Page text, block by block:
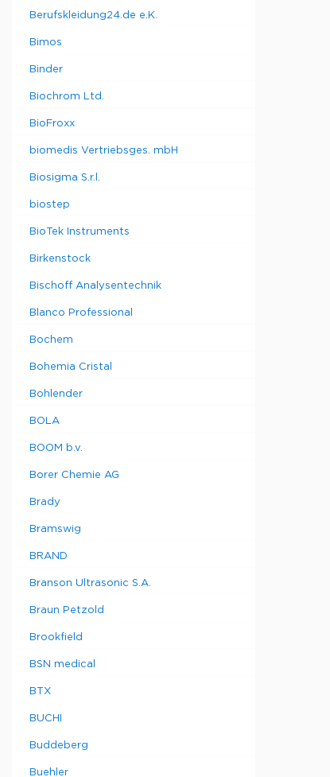
Berufskleidung24.de e.K.
Bimos
Binder
Biochrom Ltd.
BioFroxx
biomedis Vertriebsges. mbH
Biosigma S.r.l.
biostep
BioTek Instruments
Birkenstock
Bischoff Analysentechnik
Blanco Professional
Bochem
Bohemia Cristal
Bohlender
BOLA
BOOM b.v.
Borer Chemie AG
Brady
Bramswig
BRAND
Branson Ultrasonic S.A.
Braun Petzold
Brookfield
BSN medical
BTX
BUCHI
Buddeberg
Buehler